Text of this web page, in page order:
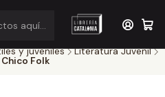
en RM por compras sobre
y juveniles
Literatura Juvenil
Folk